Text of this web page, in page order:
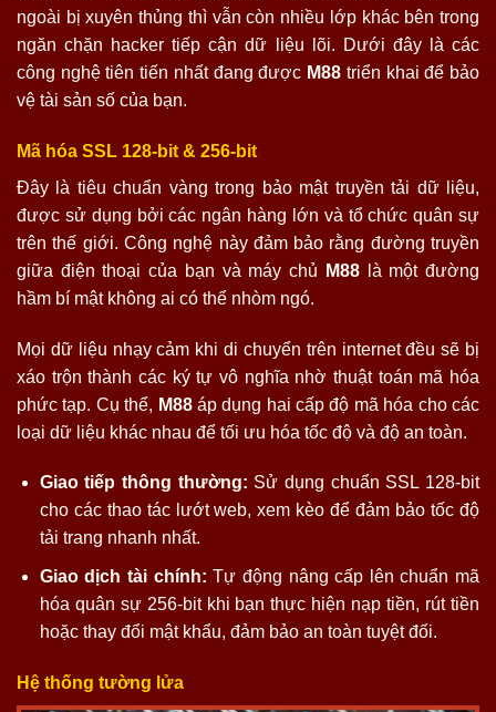
ngoài bị xuyên thủng thì vẫn còn nhiều lớp khác bên trong
ngăn chặn hacker tiếp cận dữ liệu lõi. Dưới đây là các
công nghệ tiên tiến nhất đang được M88 triển khai để bảo
vệ tài sản số của bạn.
Mã hóa SSL 128-bit & 256-bit
Đây là tiêu chuẩn vàng trong bảo mật truyền tải dữ liệu,
được sử dụng bởi các ngân hàng lớn và tổ chức quân sự
trên thế giới. Công nghệ này đảm bảo rằng đường truyền
giữa điện thoại của bạn và máy chủ
M88là một đường
hầm bí mật không ai có thể nhòm ngó.
Mọi dữ liệu nhạy cảm khi di chuyển trên internet đều sẽ bị
xáo trộn thành các ký tự vô nghĩa nhờ thuật toán mã hóa
phức tạp. Cụ thể, M88áp dụng hai cấp độ mã hóa cho các
loại dữ liệu khác nhau để tối ưu hóa tốc độ và độ an toàn.
Giao tiếp thông thường: Sử dụng chuẩn SSL 128-bit
cho các thao tác lướt web, xem kèo để đảm bảo tốc độ
tải trang nhanh nhất.
Giao dịch tài chính: Tự động nâng cấp lên chuẩn mã
hóa quân sự 256-bit khi bạn thực hiện nạp tiền, rút tiền
hoặc thay đổi mật khẩu, đảm bảo an toàn tuyệt đối.
Hệ thống tường lửa